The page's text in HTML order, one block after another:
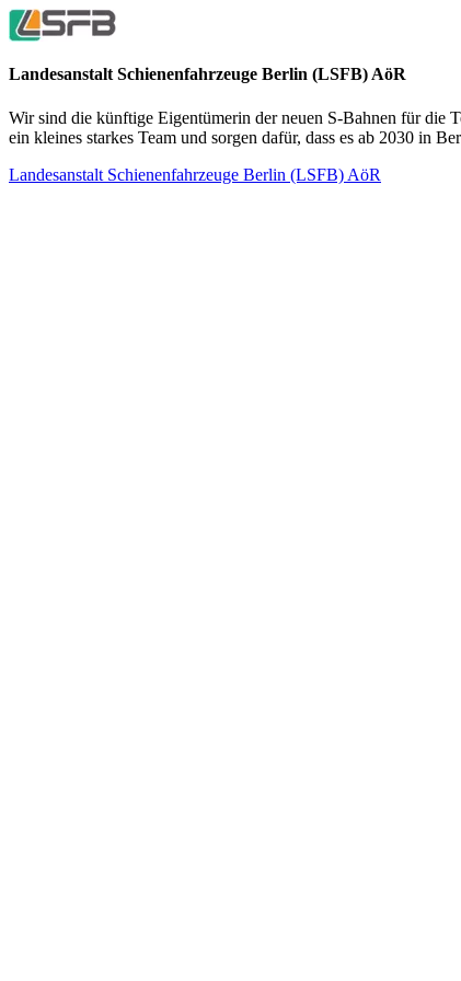
Landesanstalt Schienenfahrzeuge Berlin (LSFB) AöR
Wir sind die künftige Eigentümerin der neuen S-Bahnen für die
ein kleines starkes Team und sorgen dafür, dass es ab 2030 in
Landesanstalt Schienenfahrzeuge Berlin (LSFB) AöR